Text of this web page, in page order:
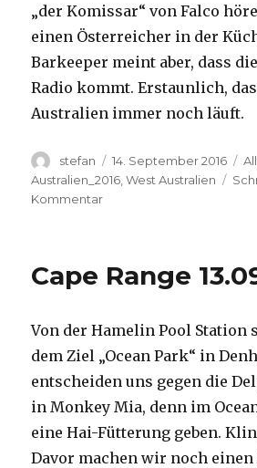
„der Komissar“ von Falco
einen Österreicher in der
Barkeeper meint aber, dass
Radio kommt. Erstaunlich,
Australien immer noch läuft.
Autor
stefan
Veröffentlicht
am
14. September 2016
Australien_2016 ,West Australien
Kommentarzu
Cape Range
Von der Hamelin Pool
dem Ziel „Ocean Park“ in
entscheiden uns gegen die
in Monkey Mia, denn im
eine Hai-Fütterung geben.
Davor machen wir noch einen